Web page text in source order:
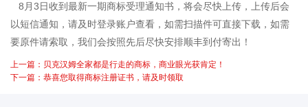
8月3日收到最新一期商标受理通知书，将会尽快上传，上传后会
以短信通知，请及时登录账户查看，如需扫描件可直接下载，如需
要原件请索取，我们会按照先后尽快安排顺丰到付寄出！
上一篇：贝克汉姆全家都是行走的商标，商业眼光获肯定！
下一篇：恭喜您取得商标注册证书，请及时领取